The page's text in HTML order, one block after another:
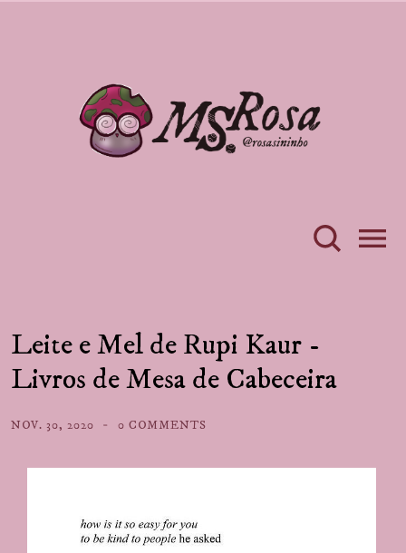
Leite e Mel de Rupi Kaur -
Livros de Mesa de Cabeceira
NOV. 30, 2020 0 COMMENTS